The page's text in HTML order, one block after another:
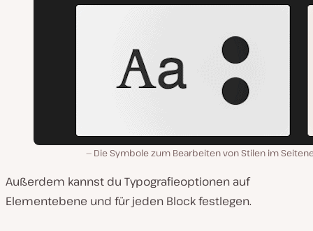
Die Symbole zum Bearbeiten von Stilen im
Außerdem kannst du Typografieoptionen auf
Elementebene und für jeden Block festlegen.